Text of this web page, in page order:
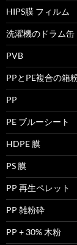
HIPS膜 フィルム
洗濯機のドラム
PVB
PPとPE複合の箱
PP
PE ブルーシート
HDPE 膜
PS 膜
PP 再生ペレット
PP 雑粉砕
PP + 30% 木粉